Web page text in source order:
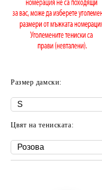
Размер дамски:
Цвят на тениската: